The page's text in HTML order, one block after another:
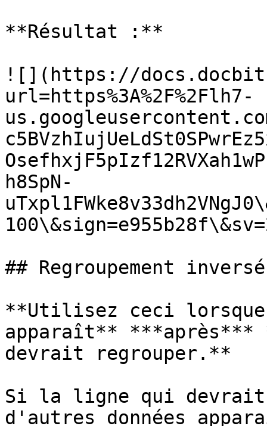
**Résultat :**
![](https://
url=https%3A%2F%2Flh7-
h8SpN-
## Regroupement inversé
**Utilisez ceci lorsque
apparaît**
devrait regrouper.**
Si la ligne qui devrait
d'autres données